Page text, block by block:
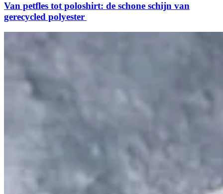
Van petfles tot poloshirt: de schone schijn van
gerecycled polyester